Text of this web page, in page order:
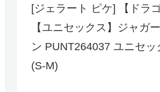
[ジェラート ピケ] 【ドラ
【ユニセックス】ジャガ
ン PUNT264037 ユニセ
(S-M)